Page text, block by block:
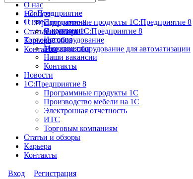
О нас
Новости
1С:Предприятие 8
Статьи и обзоры
Карьера
Контакты
1С: Предприятие
Программные продукты 1С:Предприятие 8
Лицензии 1С:Предприятие 8
Торговое оборудование
Торговое оборудование для автоматизации
О нас
О компании
История
Мероприятия
Наши вакансии
Контакты
Новости
1С:Предприятие 8
Программные продукты 1С
Производство мебели на 1С
Электронная отчетность
ИТС
Торговым компаниям
Статьи и обзоры
Карьера
Контакты
Вход
Регистрация